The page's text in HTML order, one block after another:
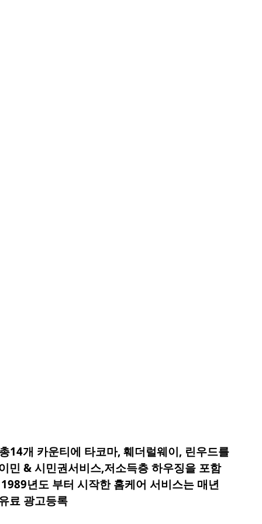
14개 카운티에 타코마, 훼더럴웨이, 린우드를
민 & 시민권서비스,저소득층 하우징을 포함
1989년도 부터 시작한 홈케어 서비스는 매년
료 광고등록